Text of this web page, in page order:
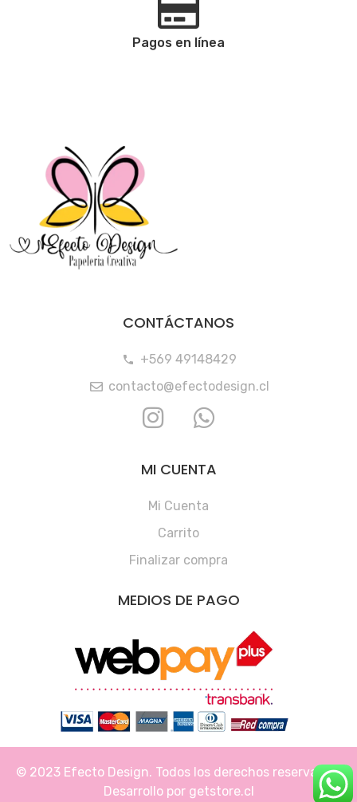
Pagos en línea
CONTÁCTANOS
+569 49148429
contacto@efectodesign.cl
MI CUENTA
Mi Cuenta
Carrito
Finalizar compra
MEDIOS DE PAGO
© 2023 Efecto Design. Todos los derechos reservados.
Desarrollo por getstore.cl